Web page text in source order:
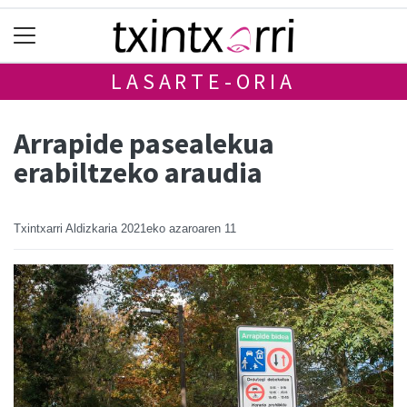
LASARTE-ORIA
Arrapide pasealekua
erabiltzeko araudia
Txintxarri Aldizkaria 2021eko azaroaren 11